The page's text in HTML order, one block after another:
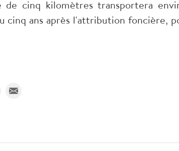
cinq kilomètres transportera
cinq ans après l'attribution foncière,